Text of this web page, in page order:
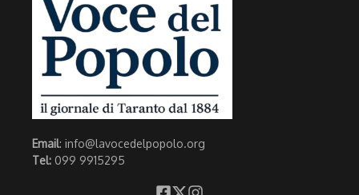
Email: info@lavocedelpopolo.org
Tel: 099 9915295